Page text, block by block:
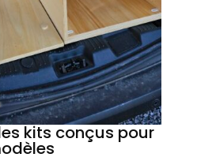
kits conçus pour